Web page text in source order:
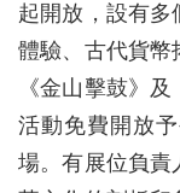
起開放，設有多
體驗、古代貨幣
《金山擊鼓》
活動免費開放
場。有展位負責